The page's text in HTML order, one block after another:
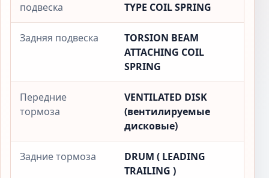
подвеска
TYPE COIL SPRING
Задняя подвеска
TORSION BEAM
ATTACHING COIL
SPRING
Передние
тормоза
VENTILATED DISK
(вентилируемые
дисковые)
Задние тормоза
DRUM ( LEADING
TRAILING )